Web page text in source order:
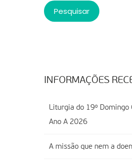
INFORMAÇÕES
Liturgia do 19º Domingo
Ano A 2026
A missão que nem a